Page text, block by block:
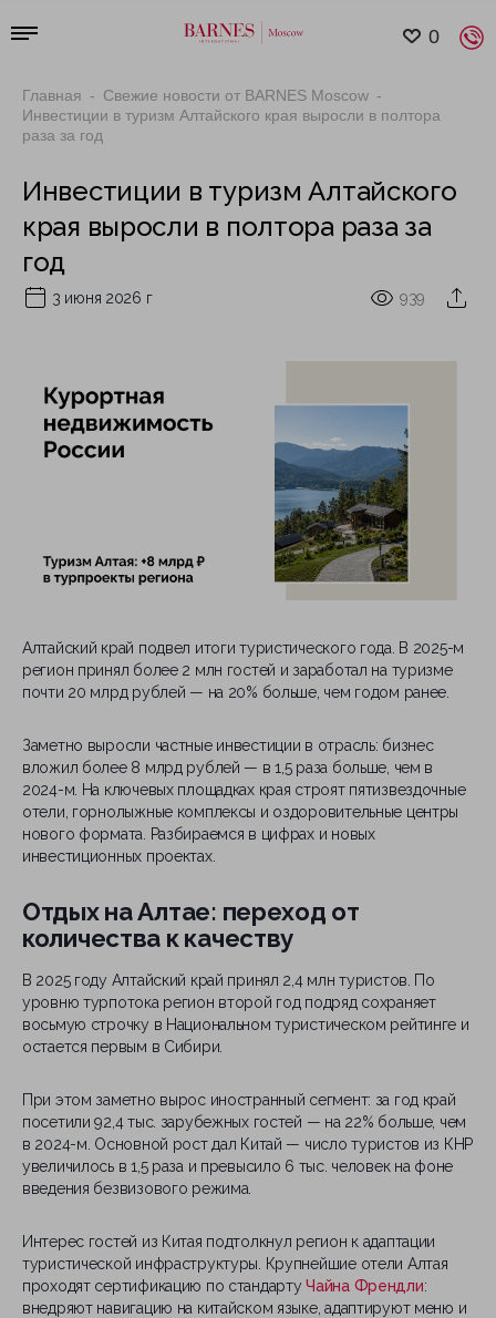
0
Главная
Свежие новости от BARNES Moscow
Инвестиции в туризм Алтайского края выросли в полтора
раза за год
Инвестиции в туризм Алтайского
края выросли в полтора раза за
год
3 июня 2026 г 939
Алтайский край подвел итоги туристического года. В 2025-м
регион принял более 2 млн гостей и заработал на туризме
почти 20 млрд рублей — на 20% больше, чем годом ранее.
Заметно выросли частные инвестиции в отрасль: бизнес
вложил более 8 млрд рублей — в 1,5 раза больше, чем в
2024-м. На ключевых площадках края строят пятизвездочные
отели, горнолыжные комплексы и оздоровительные центры
нового формата. Разбираемся в цифрах и новых
инвестиционных проектах.
Отдых на Алтае: переход от
количества к качеству
В 2025 году Алтайский край принял 2,4 млн туристов. По
уровню турпотока регион второй год подряд сохраняет
восьмую строчку в Национальном туристическом рейтинге и
остается первым в Сибири.
При этом заметно вырос иностранный сегмент: за год край
посетили 92,4 тыс. зарубежных гостей — на 22% больше, чем
в 2024-м. Основной рост дал Китай — число туристов из КНР
увеличилось в 1,5 раза и превысило 6 тыс. человек на фоне
введения безвизового режима.
Интерес гостей из Китая подтолкнул регион к адаптации
туристической инфраструктуры. Крупнейшие отели Алтая
проходят сертификацию по стандартуЧайна Френдли:
внедряют навигацию на китайском языке, адаптируют меню и